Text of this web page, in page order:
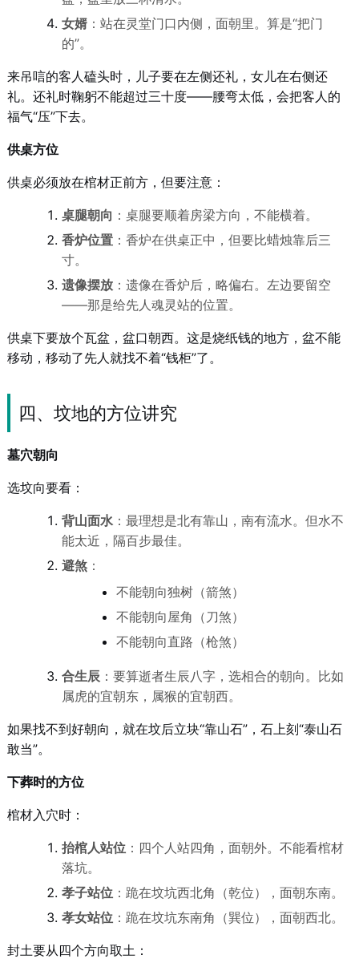
女婿：站在灵堂门口内侧，面朝里。算是“把门
的”。
来吊唁的客人磕头时，儿子要在左侧还礼，女儿在右侧还
礼。还礼时鞠躬不能超过三十度——腰弯太低，会把客人的
福气“压”下去。
供桌方位
供桌必须放在棺材正前方，但要注意：
桌腿朝向 ：桌腿要顺着房梁方向，不能横着。
香炉位置：香炉在供桌正中，但要比蜡烛靠后三
寸。
遗像摆放：遗像在香炉后，略偏右。左边要留空
——那是给先人魂灵站的位置。
供桌下要放个瓦盆，盆口朝西。这是烧纸钱的地方，盆不能
移动，移动了先人就找不着“钱柜”了。
四、坟地的方位讲究
墓穴朝向
选坟向要看：
背山面水：最理想是北有靠山，南有流水。但水不
能太近，隔百步最佳。
避煞：
不能朝向独树（箭煞）
不能朝向屋角（刀煞）
不能朝向直路（枪煞）
合生辰 ：要算逝者生辰八字，选相合的朝向。比如
属虎的宜朝东，属猴的宜朝西。
如果找不到好朝向，就在坟后立块“靠山石”，石上刻“泰山石
敢当”。
下葬时的方位
棺材入穴时：
抬棺人站位：四个人站四角，面朝外。不能看棺材
落坑。
孝子站位：跪在坟坑西北角（乾位），面朝东南。
孝女站位：跪在坟坑东南角（巽位），面朝西北。
封土要从四个方向取土：